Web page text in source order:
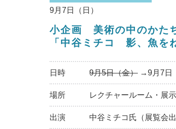
9月7日（日）
小企画 美術の中のかた
「中谷ミチコ 影、魚
日時 9月5日（金） →9月7日
場所 レクチャールーム・展
出演 中谷ミチコ氏（展覧会出